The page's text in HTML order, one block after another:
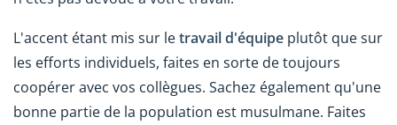
L'accent étant mis sur letravail d'équipe plutôt que sur
les efforts individuels, faites en sorte de toujours
coopérer avec vos collègues. Sachez également qu'une
bonne partie de la population est musulmane. Faites